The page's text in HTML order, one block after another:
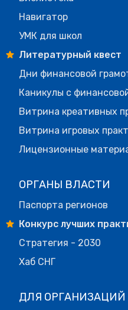
Навигатор
УМК для школ
Литературный квест
Дни финансовой
Каникулы с
Витрина креативных
Витрина игровых
Лицензионные
ОРГАНЫ ВЛАСТИ
Паспорта регионов
Конкурс лучших
Стратегия - 2030
Хаб СНГ
ДЛЯ ОРГАНИЗАЦИЙ